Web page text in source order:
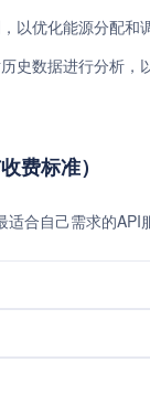
以优化能源分配和
史数据进行分析，
费标准）
合自己需求的